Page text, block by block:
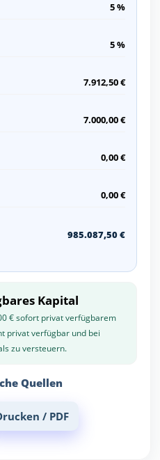
5 %
5 %
7.912,50 €
7.000,00 €
0,00 €
0,00 €
985.087,50 €
Kapital
€ sofort privat verfügbarem
privat verfügbar und bei
zu versteuern.
Quellen
/ PDF